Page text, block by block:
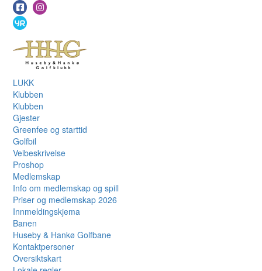
LUKK
Klubben
Klubben
Gjester
Greenfee og starttid
Golfbil
Veibeskrivelse
Proshop
Medlemskap
Info om medlemskap og spill
Priser og medlemskap 2026
Innmeldingskjema
Banen
Huseby & Hankø Golfbane
Kontaktpersoner
Oversiktskart